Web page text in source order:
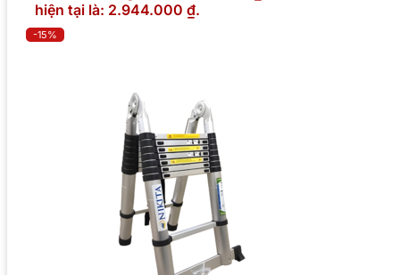
hiện tại là: 2.944.000 ₫.
-15%